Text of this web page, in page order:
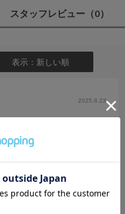
スタッフレビュー （0）
表示：新しい順
2025.8.23
24cm 普段の服のサイズ: